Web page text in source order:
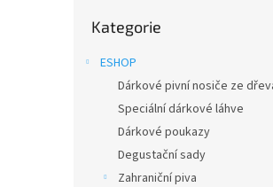
kategorie
Kategorie
ESHOP
Dárkové pivní nosiče ze
Speciální dárkové láhve
Dárkové poukazy
Degustační sady
Zahraniční piva